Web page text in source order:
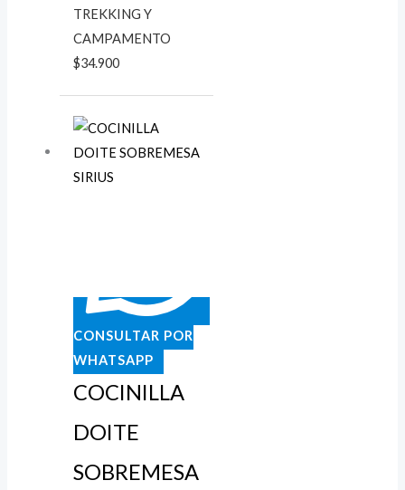
TREKKING Y
CAMPAMENTO
$34.900
CONSULTAR POR
WHATSAPP
COCINILLA
DOITE
SOBREMESA